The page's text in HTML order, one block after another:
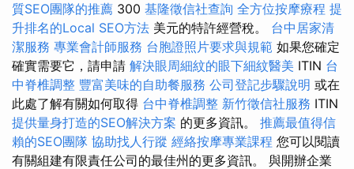
質SEO團隊的推薦 300 基隆徵信社查詢 全方位按摩療程 提
升排名的Local SEO方法 美元的特許經營稅。 台中居家清
潔服務 專業會計師服務 台胞證照片要求與規範 如果您確定
確實需要它，請申請 解決眼周細紋的眼下細紋醫美 ITIN 台
中脊椎調整 豐富美味的自助餐服務 公司登記步驟說明 或在
此處了解有關如何取得 台中脊椎調整 新竹徵信社服務 ITIN
提供量身打造的SEO解決方案 的更多資訊。 推薦最值得信
賴的SEO團隊 協助找人行蹤 經絡按摩專業課程 您可以閱讀
有關組建有限責任公司的最佳州的更多資訊。 與開辦企業